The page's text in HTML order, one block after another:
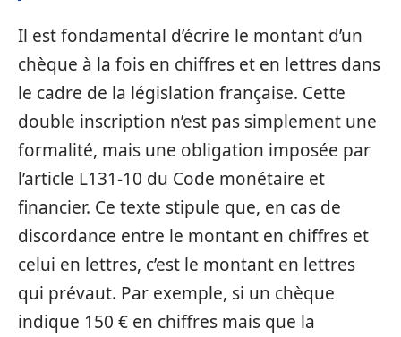
Il est fondamental d’écrire le montant d’un
chèque à la fois en chiffres et en lettres dans
le cadre de la législation française. Cette
double inscription n’est pas simplement une
formalité, mais une obligation imposée par
l’article L131-10 du Code monétaire et
financier. Ce texte stipule que, en cas de
discordance entre le montant en chiffres et
celui en lettres, c’est le montant en lettres
qui prévaut. Par exemple, si un chèque
indique 150 € en chiffres mais que la